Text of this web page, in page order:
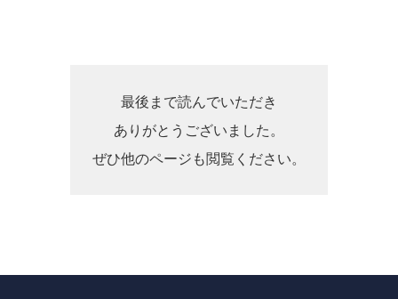
最後まで読んでいただき
ありがとうございました。
ぜひ他のページも閲覧ください。